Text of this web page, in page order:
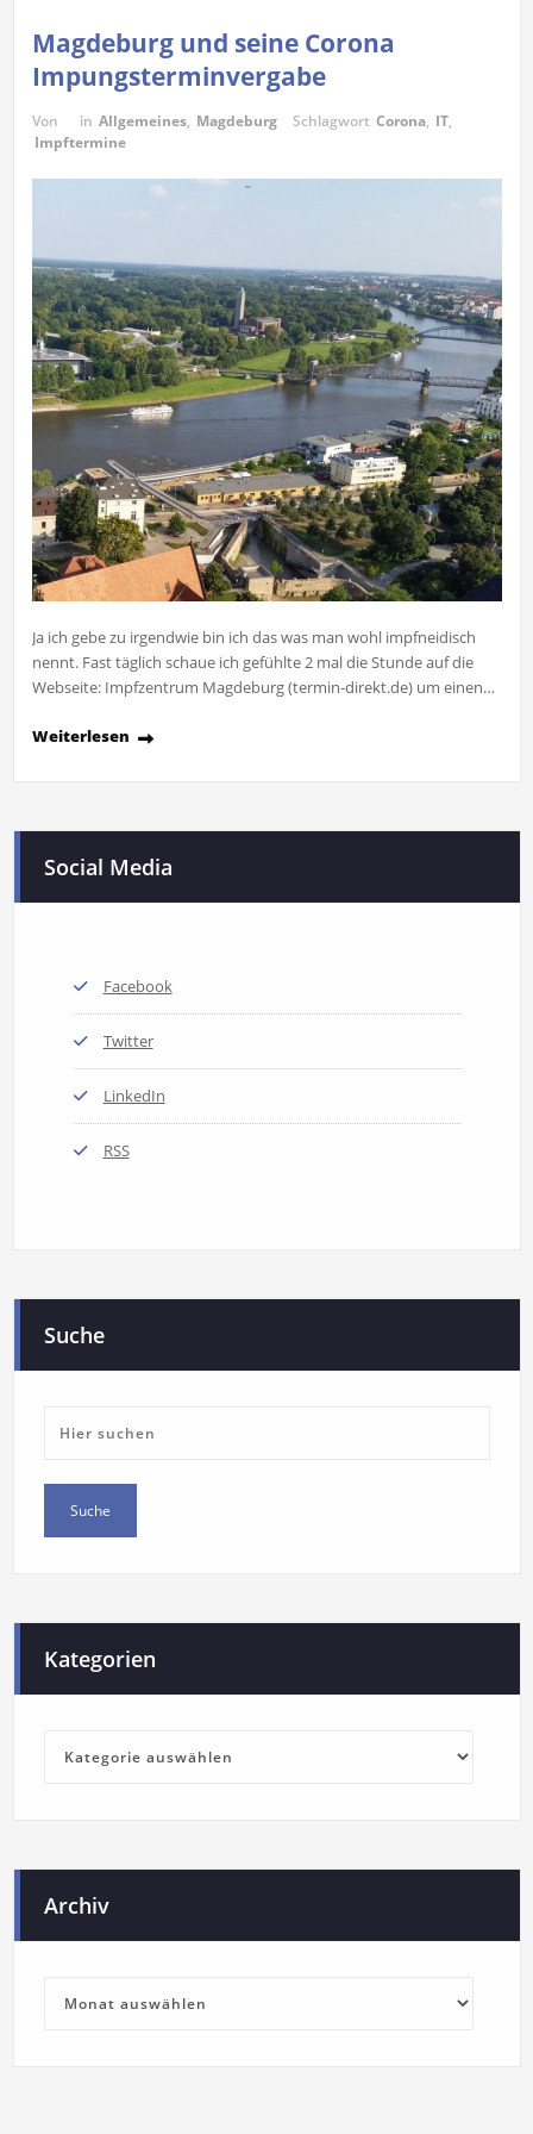
Magdeburg und seine Corona
Impungsterminvergabe
Von in Allgemeines, Magdeburg Schlagwort Corona, IT,
Impftermine
Ja ich gebe zu irgendwie bin ich das was man wohl impfneidisch
nennt. Fast täglich schaue ich gefühlte 2 mal die Stunde auf die
Webseite: Impfzentrum Magdeburg (termin-direkt.de) um einen…
Weiterlesen
Social Media
Facebook
Twitter
LinkedIn
RSS
Suche
Kategorien
Archiv